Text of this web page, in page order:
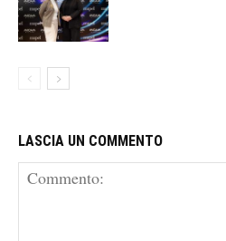
LASCIA UN COMMENTO